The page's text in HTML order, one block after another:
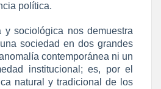
política.
y sociológica nos demuestra
sociedad en dos grandes
contemporánea ni un
institucional; es, por el
natural y tradicional de los